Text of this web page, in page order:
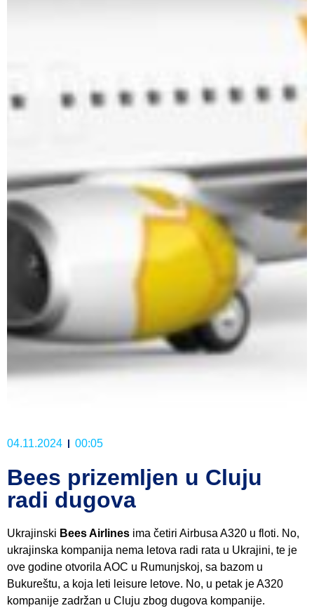
04.11.2024 00:05
Bees prizemljen u Cluju
radi dugova
Ukrajinski Bees Airlines ima četiri Airbusa A320 u floti. No,
ukrajinska kompanija nema letova radi rata u Ukrajini, te je
ove godine otvorila AOC u Rumunjskoj, sa bazom u
Bukureštu, a koja leti leisure letove. No, u petak je A320
kompanije zadržan u Cluju zbog dugova kompanije.